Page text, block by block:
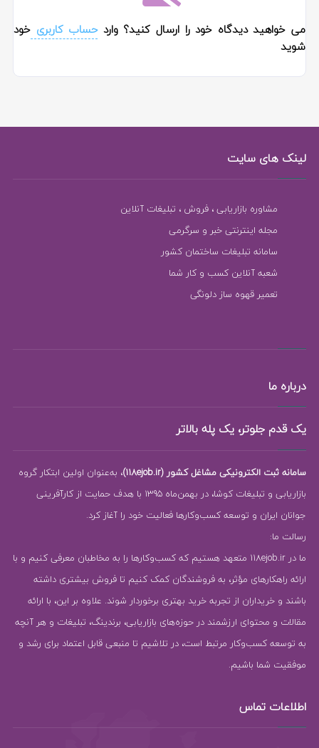
می خواهید دیدگاه خود را ارسال کنید؟ واردحساب کاربریخود
شوید
لینک های سایت
مشاوره بازاریابی ، فروش ، تبلیغات آنلاین
مجله اینترنتی خبر و سرگرمی
سامانه تبلیغات ساختمان کشور
شعبه آنلاین کسب و کار شما
تعمیر قهوه ساز دلونگی
درباره ما
یک قدم جلوتر، یک پله بالاتر
سامانه ثبت الکترونیکی مشاغل کشور (118ejob.ir)
، به‌عنوان اولین ابتکار گروه
بازاریابی و تبلیغات کوشا، در بهمن‌ماه 1395 با هدف حمایت از کارآفرینی
جوانان ایران و توسعه کسب‌وکارها فعالیت خود را آغاز کرد.
رسالت ما:
ما در 118ejob.ir متعهد هستیم که کسب‌وکارها را به مخاطبان معرفی کنیم و با
ارائه راهکارهای مؤثر، به فروشندگان کمک کنیم تا فروش بیشتری داشته
باشند و خریداران از تجربه خرید بهتری برخوردار شوند. علاوه بر این، با ارائه
مقالات و محتوای ارزشمند در حوزه‌های بازاریابی، برندینگ، تبلیغات و هر آنچه
به توسعه کسب‌وکار مرتبط است، در تلاشیم تا منبعی قابل اعتماد برای رشد و
موفقیت شما باشیم.
اطلاعات تماس